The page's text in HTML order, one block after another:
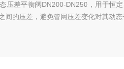
压差平衡阀DN200-DN250，用于恒
间的压差，避免管网压差变化对其动态